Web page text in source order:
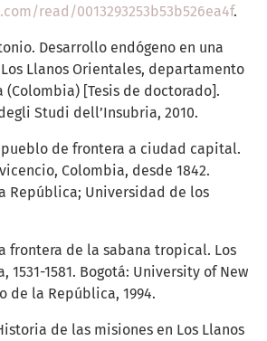
read/0013293253b53b526ea4f.
Desarrollo endógeno en una
Llanos Orientales, departamento
(Colombia) [Tesis de doctorado].
Studi dell’Insubria, 2010.
pueblo de frontera a ciudad capital.
Colombia, desde 1842.
República; Universidad de los
frontera de la sabana tropical. Los
1531-1581. Bogotá: University of New
de la República, 1994.
de las misiones en Los Llanos